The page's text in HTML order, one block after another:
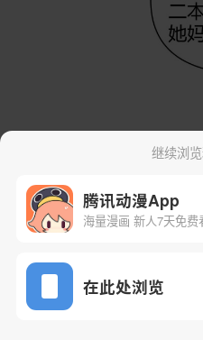
继续浏
腾讯动漫App
海量漫画 新人7天免费
在此处浏览